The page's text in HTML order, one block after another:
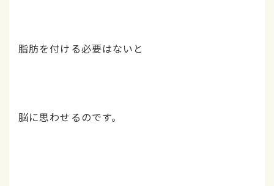
脂肪を付ける必要はないと
脳に思わせるのです。